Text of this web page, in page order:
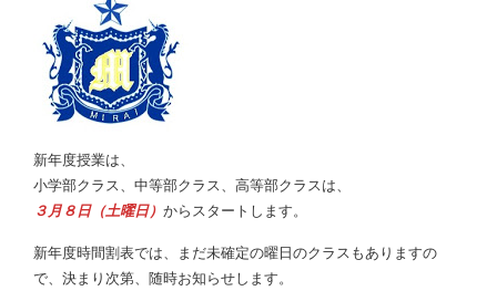
新年度授業は、
小学部クラス、中等部クラス、高等部クラスは、
３月８日（土曜日） からスタートします。
新年度時間割表では、まだ未確定の曜日のクラスもありますの
で、決まり次第、随時お知らせします。